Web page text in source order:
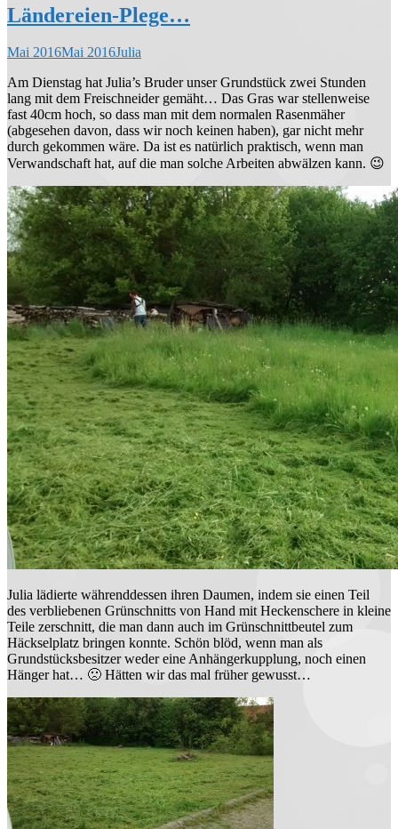
Ländereien-Plege…
Mai 2016Mai 2016Julia
Am Dienstag hat Julia’s Bruder unser Grundstück zwei Stunden
lang mit dem Freischneider gemäht… Das Gras war stellenweise
fast 40cm hoch, so dass man mit dem normalen Rasenmäher
(abgesehen davon, dass wir noch keinen haben), gar nicht mehr
durch gekommen wäre. Da ist es natürlich praktisch, wenn man
Verwandschaft hat, auf die man solche Arbeiten abwälzen kann. 😉
Julia lädierte währenddessen ihren Daumen, indem sie einen Teil
des verbliebenen Grünschnitts von Hand mit Heckenschere in kleine
Teile zerschnitt, die man dann auch im Grünschnittbeutel zum
Häckselplatz bringen konnte. Schön blöd, wenn man als
Grundstücksbesitzer weder eine Anhängerkupplung, noch einen
Hänger hat… 🙁 Hätten wir das mal früher gewusst…